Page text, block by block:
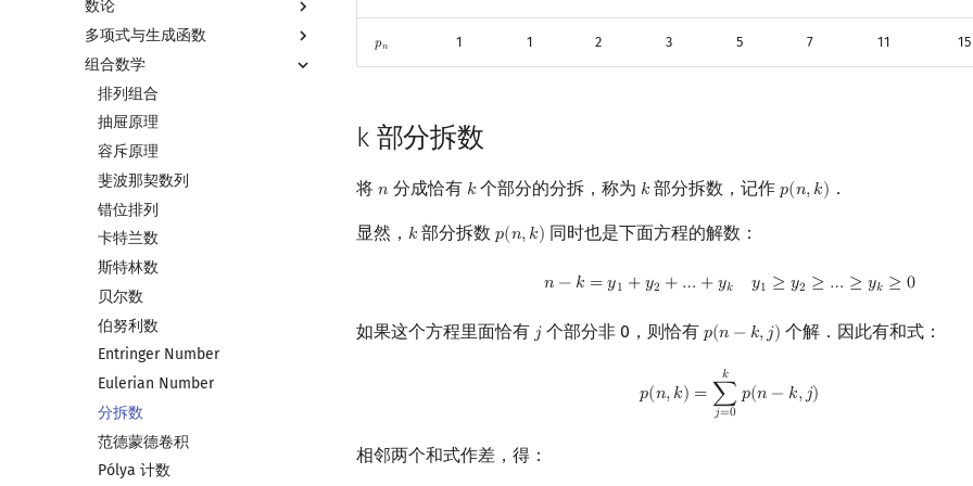
数论
数论基础
模算术简介
素数
最大公约数
欧拉函数
筛法
分解质因数
裴蜀定理 & 一次不定方程
费马小定理 & 欧拉定理
模逆元
线性同余方程
中国剩余定理
升幂引理
阶乘取模
卢卡斯定理
同余方程
多项式与生成函数
多项式与生成函数简介
代数基本定理
快速傅里叶变换
快速数论变换
快速沃尔什变换
Chirp Z 变换
多项式牛顿迭代
多项式多点求值|快速插值
多项式初等函数
常系数齐次线性递推
多项式平移|连续点值平移
符号化方法
Lagrange 反演
形式幂级数复合|复合逆
普通生成函数
组合数学
排列组合
抽屉原理
容斥原理
斐波那契数列
错位排列
卡特兰数
斯特林数
贝尔数
伯努利数
Entringer Number
Eulerian Number
分拆数
范德蒙德卷积
Pólya 计数
𝑝𝑛
pn 1 1 2 3 5 7 11 15
k 部分拆数
将 𝑛
n 分成恰有 𝑘
k个部分的分拆，称为 𝑘
k 部分拆数，记作𝑝(𝑛,𝑘)
p(n, k) ．
显然， 𝑘
k 部分拆数𝑝(𝑛,𝑘)
p(n, k) 同时也是下面方程的解数：
𝑛 − 𝑘 = 𝑦1 +𝑦2 + … +𝑦𝑘 𝑦1 ≥ 𝑦2 ≥ … ≥ 𝑦𝑘 ≥ 0
n −k =y +y …+yk 1≥y 2≥ …≥ yk
如果这个方程里面恰有 𝑗
j个部分非 0，则恰有𝑝(𝑛 − 𝑘,𝑗)
p(n −k j) 个解．因此有和式：
𝑝(𝑛,𝑘) =
𝑘
∑
𝑗=0
𝑝(𝑛 − 𝑘,𝑗)
∑j=0
相邻两个和式作差，得：